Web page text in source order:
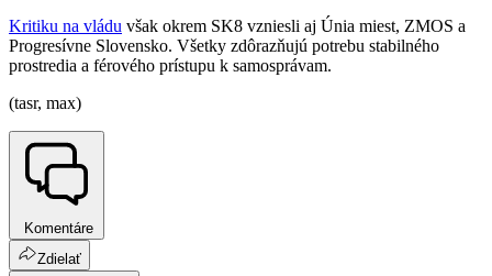
Kritiku na vládu však okrem SK8 vzniesli aj Únia miest, ZMOS a
Progresívne Slovensko. Všetky zdôrazňujú potrebu stabilného
prostredia a férového prístupu k samosprávam.
(tasr, max)
Komentáre
Zdielať